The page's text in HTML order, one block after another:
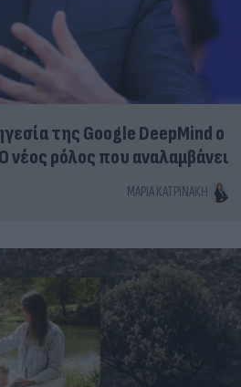
της Google DeepMind ο
ρόλος που αναλαμβάνει
ΜΑΡΊΑ ΚΑΤΡΙΝΆΚΗ